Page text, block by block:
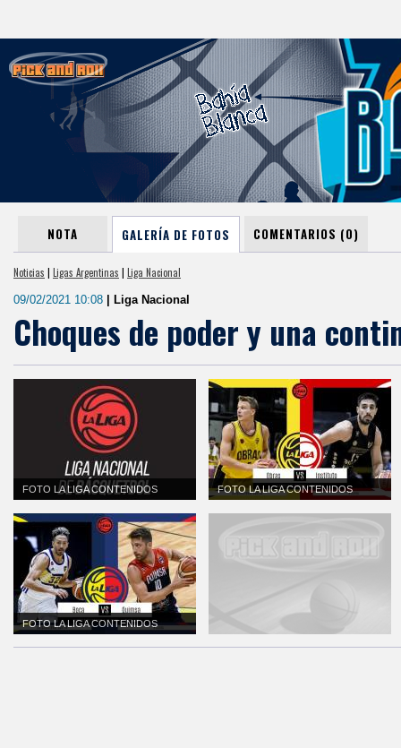
NOTA GALERÍA DE FOTOS COMENTARIOS (0)
Noticias | Ligas Argentinas | Liga Nacional
09/02/2021 10:08 | Liga Nacional
Choques de poder y una
FOTO LA LIGA CONTENIDOS FOTO LA LIGA CONTENIDOS
FOTO LA LIGA CONTENIDOS